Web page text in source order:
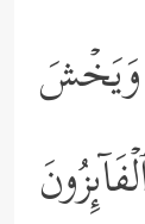
وَیَخۡشَ